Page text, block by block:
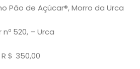
Pão de Açúcar®, Morro da Urca
520, – Urca
＄ 350,00